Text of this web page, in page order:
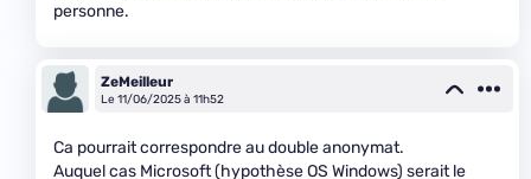
personne.
ZeMeilleur
Le 11/06/2025 à 11h52
Ca pourrait correspondre au double anonymat.
Auquel cas Microsoft (hypothèse OS Windows) serait le